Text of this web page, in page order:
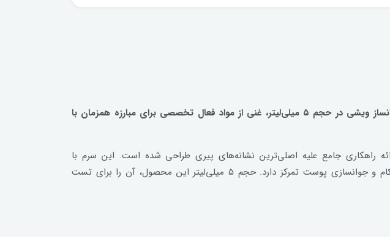
ویشی، تخصص درموکازمتیک فرانسه. تضمین ۱۰۰٪ اصالت سرم ضدلک، ضدچروک و جوانساز ویشی در حجم ۵ میلی‌لیتر، غنی از مواد فعال تخصصی برای مبارزه همزمان با
راهکاری جامع علیه اصلی‌ترین نشانه‌های پیری طراحی شده است. این سرم با
فرمولاسیون بسیار قوی، بر سه هدف کلیدی کاهش لک‌های تیره، رفع چروک‌ها و افزایش استحکام و جوانسازی پوست تمرکز دارد. حجم ۵ میلی‌لیتر این محصول، آن را برای تست